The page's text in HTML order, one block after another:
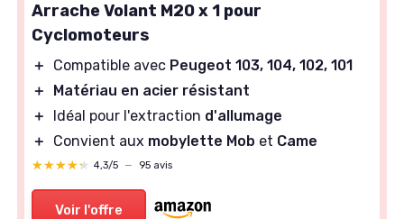
Arrache Volant M20 x 1 pour
Cyclomoteurs
＋ Compatible avec Peugeot 103, 104, 102, 101
＋
Matériau en acier résistant
＋
Idéal pour l'extraction d'allumage
＋
Convient aux mobylette Mob et Came
★★★★★
★★★★★ 4,3/5 — 95 avis
Voir l'offre